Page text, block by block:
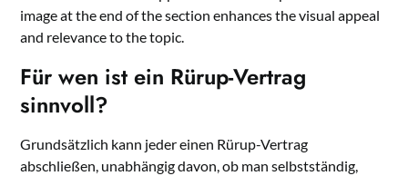
image at the end of the section enhances the visual appeal
and relevance to the topic.
Für wen ist ein Rürup-Vertrag
sinnvoll?
Grundsätzlich kann jeder einen Rürup-Vertrag
abschließen, unabhängig davon, ob man selbstständig,